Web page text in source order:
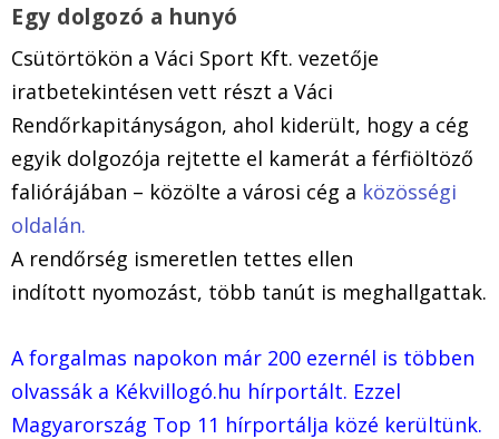
Egy dolgozó a hunyó
Csütörtökön a Váci Sport Kft. vezetője
iratbetekintésen vett részt a Váci
Rendőrkapitányságon, ahol kiderült, hogy a cég
egyik dolgozója rejtette el kamerát a férfiöltöző
faliórájában – közölte a városi cég a közösségi
oldalán.
A rendőrség ismeretlen tettes ellen
indított nyomozást, több tanút is meghallgattak.
A forgalmas napokon már 200 ezernél is többen
olvassák a Kékvillogó.hu hírportált. Ezzel
Magyarország Top 11 hírportálja közé kerültünk.